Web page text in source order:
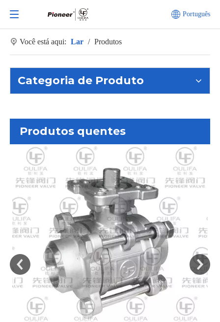
Português
Você está aqui: Lar / Produtos
Categoria de Produto
Produtos quentes